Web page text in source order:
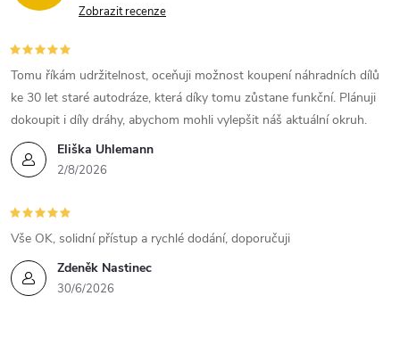
Zobrazit recenze
Eliška Uhlemann
2/8/2026
Tomu říkám udržitelnost, oceňuji možnost koupení náhradních dílů
ke 30 let staré autodráze, která díky tomu zůstane funkční. Plánuji
dokoupit i díly dráhy, abychom mohli vylepšit náš aktuální okruh.
Zdeněk Nastinec
30/6/2026
Vše OK, solidní přístup a rychlé dodání, doporučuji